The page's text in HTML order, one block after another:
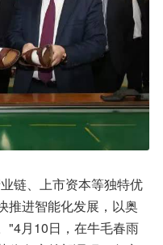
链、上市资本等独特优
推进智能化发展，以奥
"4月10日，在牛毛春雨